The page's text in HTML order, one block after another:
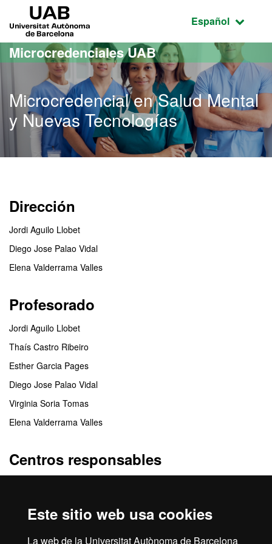
Este sitio web usa cookies
La web de la Universitat Autònoma de Barcelona
Acceso al contenido principal
Acceso a la navegación de la página
Idioma
Español
Microcredenciales UAB
Microcredencial en Salud Mental
y Nuevas Tecnologías
Dirección
Jordi Aguilo Llobet
Diego Jose Palao Vidal
Elena Valderrama Valles
Profesorado
Jordi Aguilo Llobet
Thaís Castro Ribeiro
Esther Garcia Pages
Diego Jose Palao Vidal
Virginia Soria Tomas
Elena Valderrama Valles
Centros responsables
Centros colaboradores